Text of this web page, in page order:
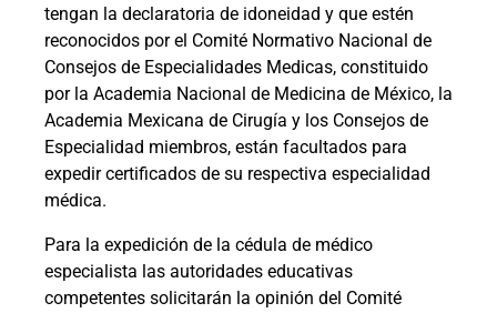
tengan la declaratoria de idoneidad y que estén
reconocidos por el Comité Normativo Nacional de
Consejos de Especialidades Medicas, constituido
por la Academia Nacional de Medicina de México, la
Academia Mexicana de Cirugía y los Consejos de
Especialidad miembros, están facultados para
expedir certificados de su respectiva especialidad
médica.
Para la expedición de la cédula de médico
especialista las autoridades educativas
competentes solicitarán la opinión del Comité